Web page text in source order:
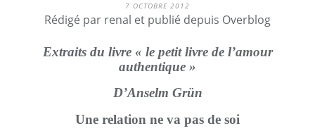
7 OCTOBRE 2012
Rédigé par renal et publié depuis Overblog
Extraits du livre « le petit livre de l’amour
authentique »
D’Anselm Grün
Une relation ne va pas de soi